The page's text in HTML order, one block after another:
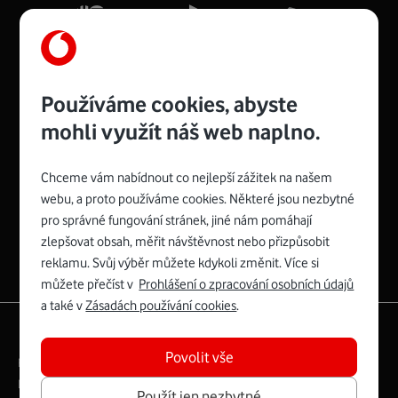
Zyxel VMG8623-T50B:
Rozměry modemu jsou 16 x 22 x 7,5 cm (včetně stojánku)
a nabízí 4 gigabitové LAN porty a bezdrátové připojení Wi-
Fi ve verzích 802.11 b/g/n/ac pro frekvenci 2,4 GHz a
Mb/s.
Více o Zyxel VMG8623-T50B
Spojte se s Vodafonem
Právní­ podmí­nky
Ochrana soukromí­
Digitální odpovědnost
Používáme cookies, abyste
mohli využít náš web naplno.
Chceme vám nabídnout co nejlepší zážitek na našem
webu, a proto používáme cookies. Některé jsou nezbytné
pro správné fungování stránek, jiné nám pomáhají
zlepšovat obsah, měřit návštěvnost nebo přizpůsobit
reklamu. Svůj výběr můžete kdykoli změnit. Více si
můžete přečíst v Prohlášení o zpracování osobních údajů
a také vZásadách používání cookies.
Povolit vše